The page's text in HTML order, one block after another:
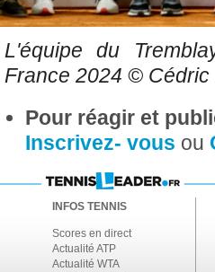
L'équipe du
France 2024 © Cédric
Pour réagir et
Inscrivez- vous ou
INFOS TENNIS
Scores en direct
Actualité ATP
Actualité WTA